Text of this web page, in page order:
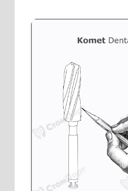
Наконечники и